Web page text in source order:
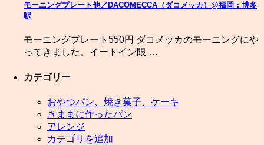
モーニングプレート他／DACOMECCA（ダコメッカ）@福岡：博多
駅
モーニングプレート550円 ダコメッカのモーニングにや
ってきました。イートイン限 …
カテゴリー
おやつパン、焼き菓子、ケーキ
きままに作ったパン
アレンジ
カテゴリを追加